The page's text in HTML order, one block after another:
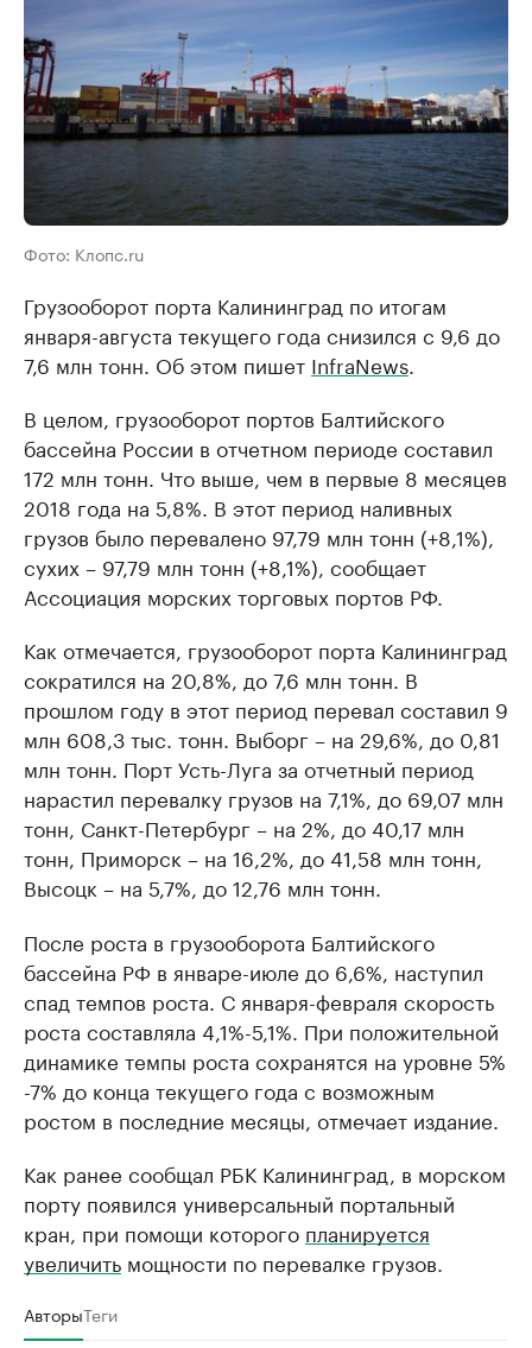
Фото: Клопс.ru
Грузооборот порта Калининград по итогам
января-августа текущего года снизился с 9,6 до
7,6 млн тонн. Об этом пишет InfraNews
В целом, грузооборот портов Балтийского
бассейна России в отчетном периоде составил
172 млн тонн. Что выше, чем в первые 8 месяцев
2018 года на 5,8%. В этот период наливных
грузов было перевалено 97,79 млн тонн (+8,1%),
сухих – 97,79 млн тонн (+8,1%), сообщает
Ассоциация морских торговых портов РФ.
Как отмечается, грузооборот порта Калининград
сократился на 20,8%, до 7,6 млн тонн. В
прошлом году в этот период перевал составил 9
млн 608,3 тыс. тонн. Выборг – на 29,6%, до 0,81
млн тонн. Порт Усть-Луга за отчетный период
нарастил перевалку грузов на 7,1%, до 69,07 млн
тонн, Санкт-Петербург – на 2%, до 40,17 млн
тонн, Приморск – на 16,2%, до 41,58 млн тонн,
Высоцк – на 5,7%, до 12,76 млн тонн.
После роста в грузооборота Балтийского
бассейна РФ в январе-июле до 6,6%, наступил
спад темпов роста. С января-февраля скорость
роста составляла 4,1%-5,1%. При положительной
динамике темпы роста сохранятся на уровне 5%
-7% до конца текущего года с возможным
ростом в последние месяцы, отмечает издание.
Как ранее сообщал РБК Калининград, в морском
порту появился универсальный портальный
кран, при помощи которого планируется
увеличить мощности по перевалке грузов.
АвторыТеги